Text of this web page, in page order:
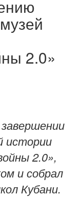
2.0»
истории
2.0»,
и собрал
Кубани.